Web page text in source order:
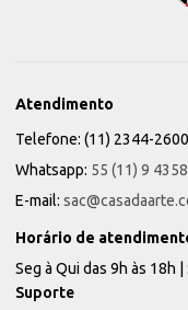
Atendimento
Telefone: (11) 2344-2600
Whatsapp: 55 (11) 9
E-mail:
Horário de
Seg à Qui das 9h às 18h |
Suporte